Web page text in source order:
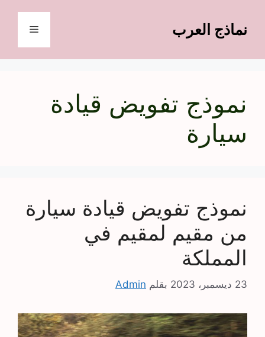
المحتوىنماذج العرب القائمة
نموذج تفويض قيادة
سيارة
نموذج تفويض قيادة سيارة
من مقيم لمقيم في
المملكة
23 ديسمبر، 2023 بقلم Admin